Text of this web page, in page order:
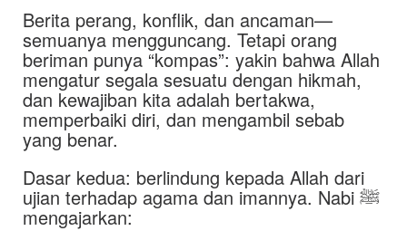
Berita perang, konflik, dan ancaman—
semuanya mengguncang. Tetapi orang
beriman punya “kompas”: yakin bahwa Allah
mengatur segala sesuatu dengan hikmah,
dan kewajiban kita adalah bertakwa,
memperbaiki diri, dan mengambil sebab
yang benar.
Dasar kedua: berlindung kepada Allah dari
ujian terhadap agama dan imannya. Nabi ﷺ
mengajarkan: